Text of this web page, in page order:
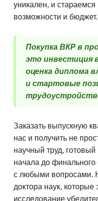
уникален, и стараемся
возможности и бюджет.
Покупка ВКР в
это инвестиция
оценка диплома
и стартовые
Заказать выпускную
нас и получить не
научный труд,
начала до
с любыми вопросами.
доктора наук, которые
исследование